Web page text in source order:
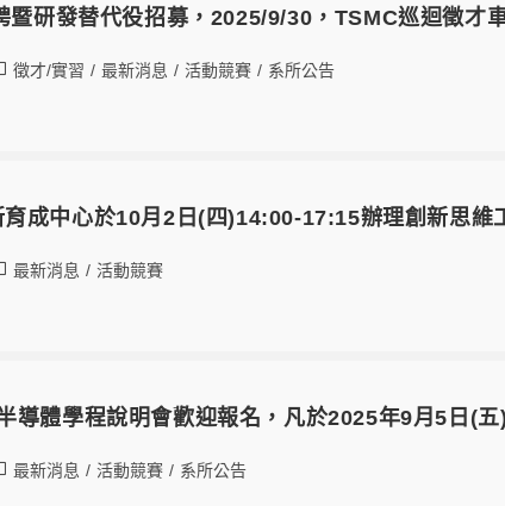
暨研發替代役招募，2025/9/30，TSMC巡迴徵才
徵才/實習 / 最新消息 / 活動競賽 / 系所公告
成中心於10月2日(四)14:00-17:15辦理創新思維
最新消息 / 活動競賽
導體學程說明會歡迎報名，凡於2025年9月5日(
最新消息 / 活動競賽 / 系所公告